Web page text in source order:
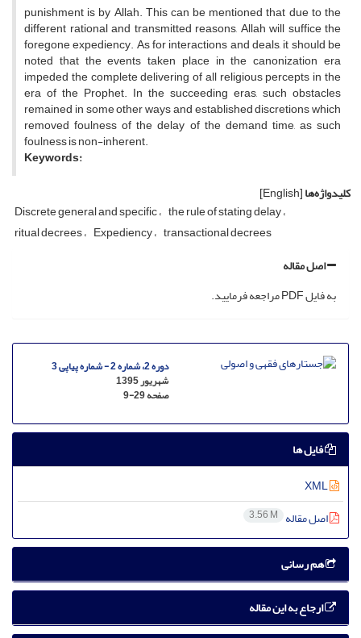
punishment is by Allah. This can be mentioned that due to the
different rational and transmitted reasons, Allah will suffice the
foregone expediency. As for interactions and deals, it should be
noted that the events taken place in the canonization era
impeded the complete delivering of all religious percepts in the
era of the Prophet. In the succeeding eras, such obstacles
remained in some other ways and established discretions which
removed foulness of the delay of the demand time, as such
foulness is non-inherent.
Keywords:
کلیدواژه‌ها[English]
Discrete general and specific the rule of stating delay
ritual decrees Expediency transactional decrees
اصل مقاله
به فایل PDF مراجعه فرمایید.
دوره 2، شماره 2 - شماره پیاپی 3
شهریور 1395
صفحه9-29
فایل ها
اصل مقاله 3.56 M
هم رسانی
ارجاع به این مقاله